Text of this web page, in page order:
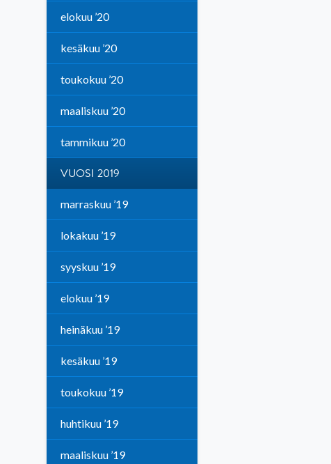
elokuu ’20
kesäkuu ’20
toukokuu ’20
maaliskuu ’20
tammikuu ’20
VUOSI 2019
marraskuu ’19
lokakuu ’19
syyskuu ’19
elokuu ’19
heinäkuu ’19
kesäkuu ’19
toukokuu ’19
huhtikuu ’19
maaliskuu ’19